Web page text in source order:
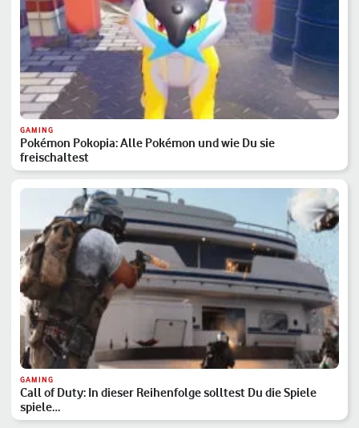
GAMING
Pokémon Pokopia: Alle Pokémon und wie Du sie
freischaltest
GAMING
Call of Duty: In dieser Reihenfolge solltest Du die Spiele
spiele…